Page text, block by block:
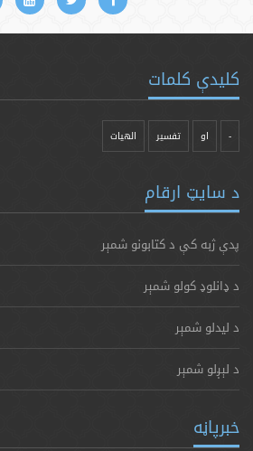
کلیدې کلمات
- او تفسیر الهیات
د سایټ ارقام
پدې ژبه کې د کتابونو شمېر
د ډانلوډ کولو شمېر
د لیدلو شمېر
د لېږلو شمېر
خبرپاڼه